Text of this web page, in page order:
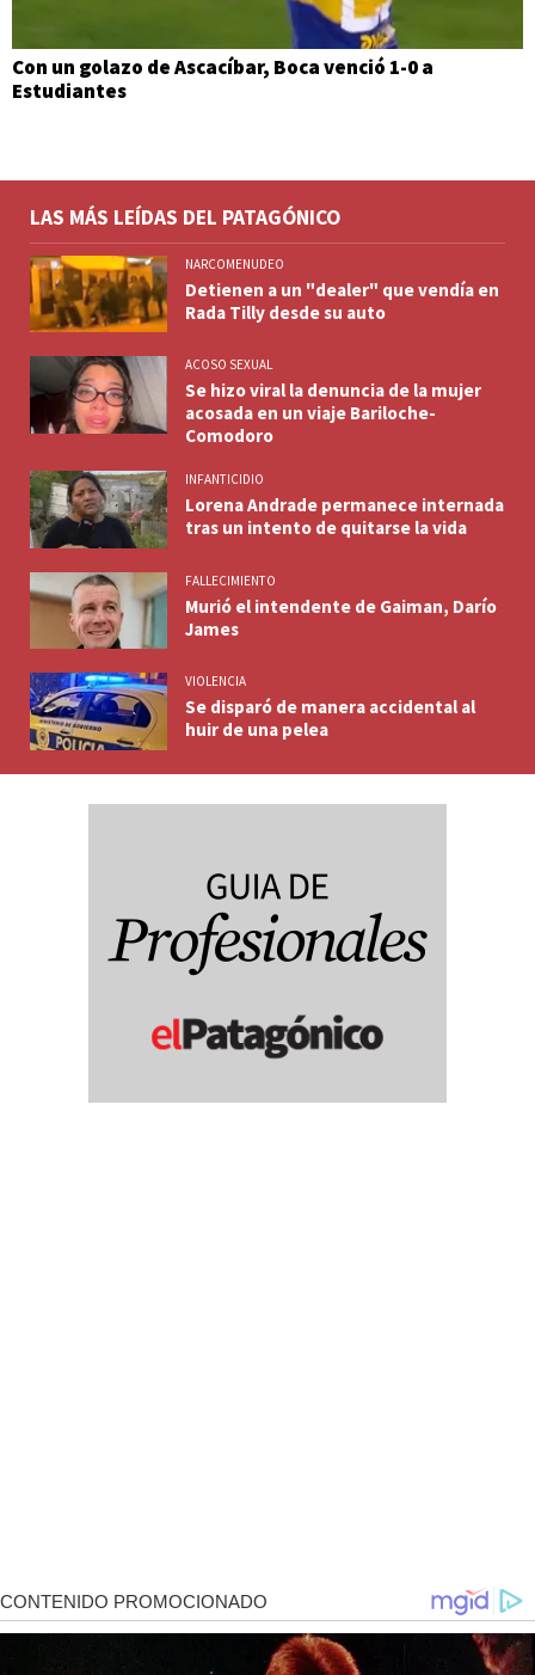
Con un golazo de Ascacíbar, Boca venció 1-0 a
Estudiantes
LAS MÁS LEÍDAS DEL PATAGÓNICO
NARCOMENUDEO
Detienen a un "dealer" que vendía en
Rada Tilly desde su auto
ACOSO SEXUAL
Se hizo viral la denuncia de la mujer
acosada en un viaje Bariloche-
Comodoro
INFANTICIDIO
Lorena Andrade permanece internada
tras un intento de quitarse la vida
FALLECIMIENTO
Murió el intendente de Gaiman, Darío
James
VIOLENCIA
Se disparó de manera accidental al
huir de una pelea